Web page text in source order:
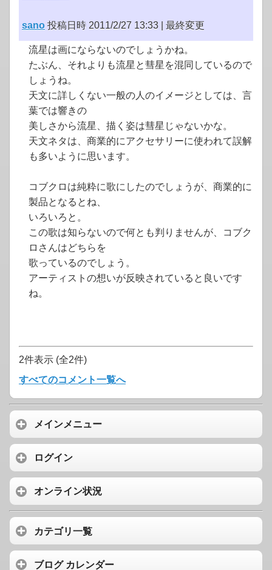
sano 投稿日時 2011/2/27 13:33 | 最終変更
流星は画にならないのでしょうかね。
たぶん、それよりも流星と彗星を混同しているので
しょうね。
天文に詳しくない一般の人のイメージとしては、言
葉では響きの
美しさから流星、描く姿は彗星じゃないかな。
天文ネタは、商業的にアクセサリーに使われて誤解
も多いように思います。
コブクロは純粋に歌にしたのでしょうが、商業的に
製品となるとね、
いろいろと。
この歌は知らないので何とも判りませんが、コブク
ロさんはどちらを
歌っているのでしょう。
アーティストの想いが反映されていると良いです
ね。
2件表示 (全2件)
すべてのコメント一覧へ
メインメニュー
ログイン
オンライン状況
カテゴリ一覧
ブログ カレンダー